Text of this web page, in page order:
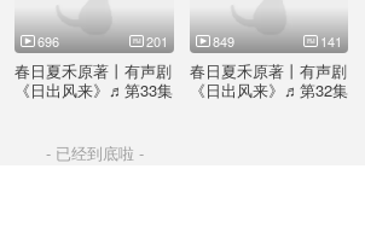
春日夏禾原著丨有声剧
《日出风来》♬第33集
696 201
春日夏禾原著丨有声剧
《日出风来》♬第32集
849 141
- 已经到底啦 -